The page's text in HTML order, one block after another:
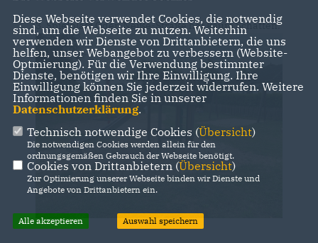
3. Spielplatz Oder-Neiße-Straße hat kaum Schatten.
Diese Webseite verwendet Cookies, die notwendig
sind, um die Webseite zu nutzen. Weiterhin
verwenden wir Dienste von Drittanbietern, die uns
helfen, unser Webangebot zu verbessern (Website-
Optmierung). Für die Verwendung bestimmter
Dienste, benötigen wir Ihre Einwilligung. Ihre
Einwilligung können Sie jederzeit widerrufen. Weitere
Informationen finden Sie in unserer
Datenschutzerklärung.
Technisch notwendige Cookies (Übersicht)
Die notwendigen Cookies werden allein für den
ordnungsgemäßen Gebrauch der Webseite benötigt.
Cookies von Drittanbietern (Übersicht)
Zur Optimierung unserer Webseite binden wir Dienste und
Angebote von Drittanbietern ein.
Alle akzeptieren Auswahl speichern